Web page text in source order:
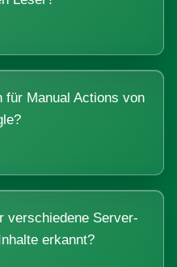
für Manual Actions von
verschiedene Server-
erkannt?